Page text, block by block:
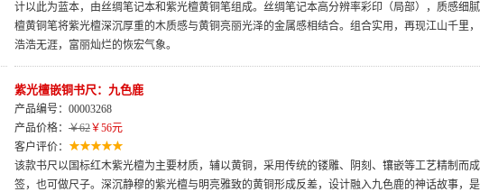
计以此为蓝本，由丝绸笔记本和紫光檀黄铜笔组成。丝绸笔记本高分辨率彩印（局部），质感细
檀黄铜笔将紫光檀深沉厚重的木质感与黄铜亮丽光泽的金属感相结合。组合实用，再现江山千里，
浩浩无涯，富丽灿烂的恢宏气象。
紫光檀嵌铜书尺：九色鹿
产品编号：00003268
产品价格： ￥62￥56元
客户评价：
该款书尺以国标红木紫光檀为主要材质，辅以黄铜，采用传统的镂雕、阴刻、镶嵌等工艺精制而
签，也可做尺子。深沉静穆的紫光檀与明亮雅致的黄铜形成反差，设计融入九色鹿的神话故事，